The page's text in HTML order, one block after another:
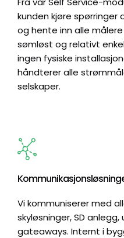
kunden kjøre spørringer
og hente inn alle
sømløst og relativt
ingen fysiske
håndterer alle
selskaper.
Vi kommuniserer med
skyløsninger, SD
gateaways. Internt i